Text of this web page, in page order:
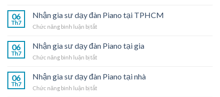
đàn
tại
06
Th7
Nhận gia sư dạy đàn Piano tại TPHCM
Chức năng bình luận bị tắtở
gia
dạy
Piano
06
Th7
Nhận gia sư dạy đàn Piano tại gia
Chức năng bình luận bị tắtở
gia
dạy
06
Th7
Nhận gia sư dạy đàn Piano tại nhà
Chức năng bình luận bị tắtở